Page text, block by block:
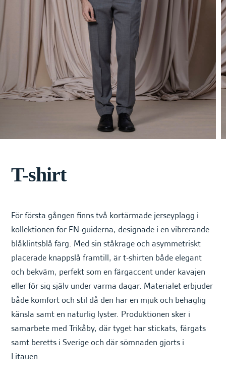
e
h
å
t
T-shirt
För första gången finns två kortärmade jerseyplagg i
kollektionen för FN-guiderna, designade i en vibrerande
blåklintsblå färg. Med sin ståkrage och asymmetriskt
placerade knappslå framtill, är t-shirten både elegant
och bekväm, perfekt som en färgaccent under kavajen
eller för sig själv under varma dagar. Materialet erbjuder
både komfort och stil då den har en mjuk och behaglig
känsla samt en naturlig lyster. Produktionen sker i
samarbete med Trikåby, där tyget har stickats, färgats
samt beretts i Sverige och där sömnaden gjorts i
Litauen.